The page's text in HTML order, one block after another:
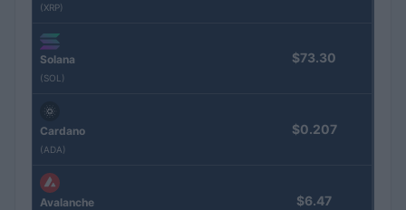
(XRP)
Solana
(SOL)
$73.30
Cardano
(ADA)
$0.207
Avalanche $6.47